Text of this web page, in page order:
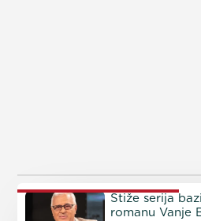
PROČITAJTE JOŠ
Stiže serija
romanu Vanje